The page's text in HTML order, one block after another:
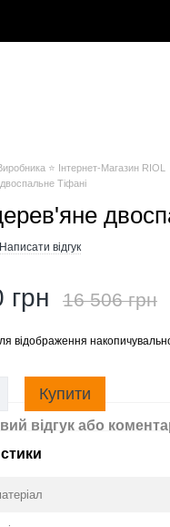
⭐ Інтернет-Магазин RIOL
Тіфані
Написати відгук
грн 16 506 грн
відображення
Купити
відгук або